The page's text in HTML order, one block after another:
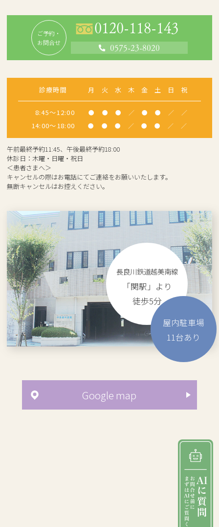
ご予約・
お問合せ
0120-118-143
0575-23-8020
診療時間 月 火 水 木 金 土 日 祝
8:45～12:00 ● ● ● ／ ● ● ／ ／
14:00～18:00 ● ● ● ／ ● ● ／ ／
午前最終予約11:45、午後最終予約18:00
休診日：木曜・日曜・祝日
＜患者さまへ＞
キャンセルの際はお電話にてご連絡をお願いいたします。
無断キャンセルはお控えください。
長良川鉄道越美南線
「関駅」より
徒歩5分
屋内駐車場
11 台あり
Google map